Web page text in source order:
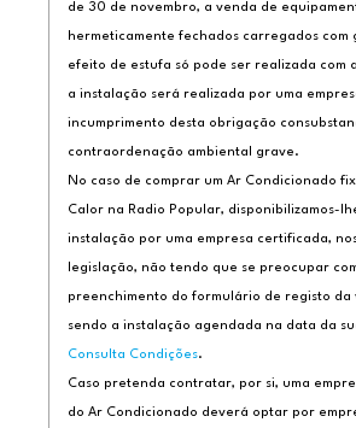
de 30 de novembro, a venda de
hermeticamente fechados carregados com
efeito de estufa só pode ser realizada com
a instalação será realizada por uma
incumprimento desta obrigação
contraordenação ambiental grave.
No caso de comprar um Ar Condicionado
Calor na Radio Popular, disponibilizamos-
instalação por uma empresa certificada,
legislação, não tendo que se preocupar
preenchimento do formulário de registo da
sendo a instalação agendada na data da
Consulta Condições.
Caso pretenda contratar, por si, uma
do Ar Condicionado deverá optar por